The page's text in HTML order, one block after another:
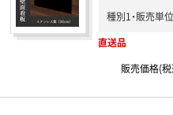
種別1・販売単
直送品
販売価格(